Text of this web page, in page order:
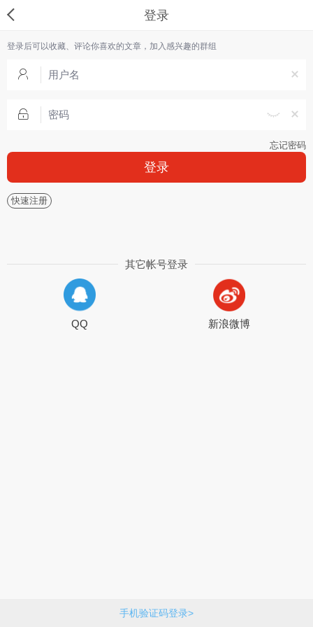
登录
登录后可以收藏、评论你喜欢的文章，加入感兴趣的群组
忘记密码
登录
快速注册
手机验证码登录>
其它帐号登录
QQ 新浪微博